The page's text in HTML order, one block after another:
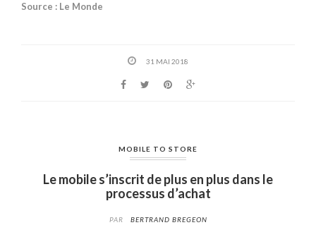
Source : Le Monde
31 MAI 2018
MOBILE TO STORE
Le mobile s’inscrit de plus en plus dans le
processus d’achat
PAR BERTRAND BREGEON